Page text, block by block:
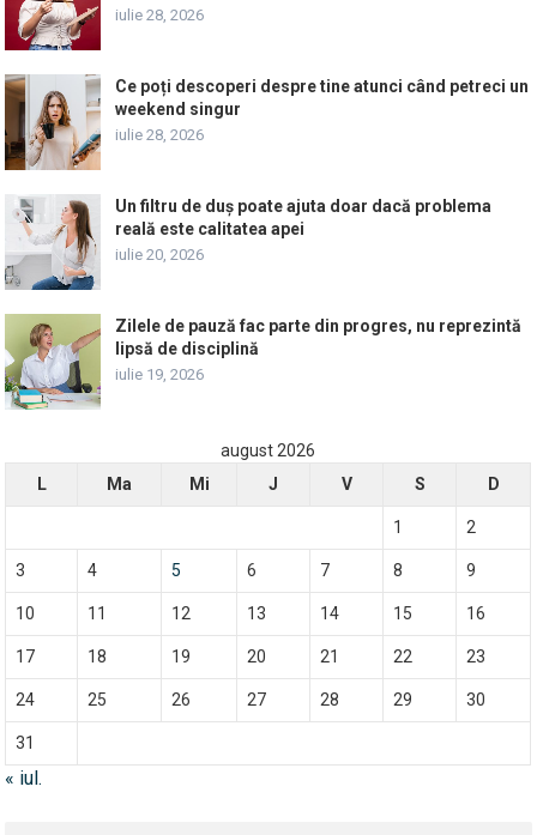
iulie 28, 2026
Ce poți descoperi despre tine atunci când petreci un
weekend singur
iulie 28, 2026
Un filtru de duș poate ajuta doar dacă problema
reală este calitatea apei
iulie 20, 2026
Zilele de pauză fac parte din progres, nu reprezintă
lipsă de disciplină
iulie 19, 2026
august 2026
L
Ma Mi J V S D
1 2
3 4 5 6 7 8 9
10 11 12 13 14 15 16
17 18 19 20 21 22 23
24 25 26 27 28 29 30
31
« iul.